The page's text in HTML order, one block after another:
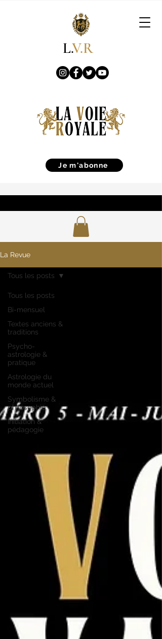
L.V.R
Je m'abonne
La Revue
Tous les posts
Bi-mensuel
Textes anciens &
traditions
Psycho-
astrologie &
pratique
Astrologie du
monde actuel
Symbolisme &
philosophie
Initiation &
pédagogie
Tous les posts